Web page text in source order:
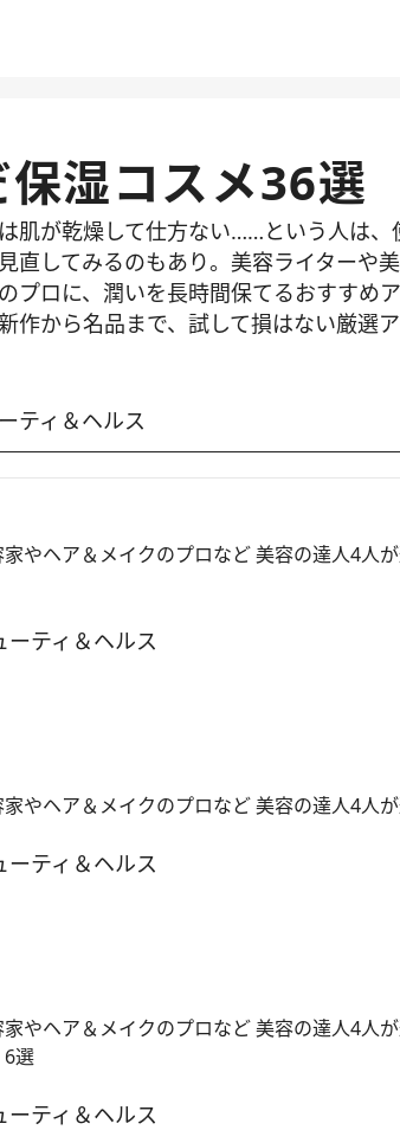
湿コスメ36選
肌が乾燥して仕方ない……という人は、
直してみるのもあり。美容ライターや
プロに、潤いを長時間保てるおすすめ
作から名品まで、試して損はない厳選
ティ＆ヘルス
家やヘア＆メイクのプロなど 美容の達人4人
ーティ＆ヘルス
やヘア＆メイクのプロなど 美容の達人4人
ーティ＆ヘルス
家やヘア＆メイクのプロなど 美容の達人4人
6選
ーティ＆ヘルス